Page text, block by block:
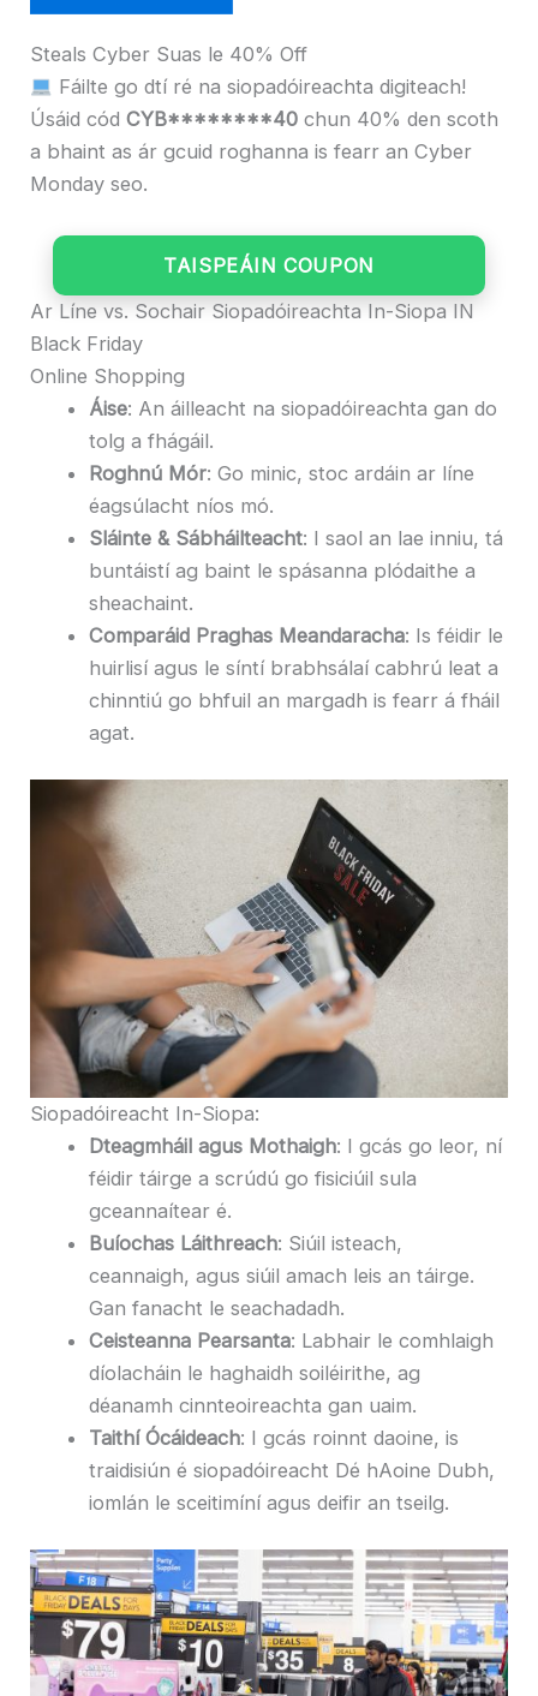
Steals Cyber ​​Suas le 40% Off
Fáilte go dtí ré na siopadóireachta digiteach!
Úsáid cód CYB********40 chun 40% den scoth
a bhaint as ár gcuid roghanna is fearr an Cyber ​​​​
Monday seo.
TAISPEÁIN COUPON
Ar Líne vs. Sochair Siopadóireachta In-Siopa IN
Black Friday
Online Shopping
Áise: An áilleacht na siopadóireachta gan do
tolg a fhágáil.
Roghnú Mór: Go minic, stoc ardáin ar líne
éagsúlacht níos mó.
Sláinte & Sábháilteacht: I saol an lae inniu, tá
buntáistí ag baint le spásanna plódaithe a
sheachaint.
Comparáid Praghas Meandaracha: Is féidir le
huirlisí agus le síntí brabhsálaí cabhrú leat a
chinntiú go bhfuil an margadh is fearr á fháil
agat.
Siopadóireacht In-Siopa:
Dteagmháil agus Mothaigh: I gcás go leor, ní
féidir táirge a scrúdú go fisiciúil sula
gceannaítear é.
Buíochas Láithreach: Siúil isteach,
ceannaigh, agus siúil amach leis an táirge.
Gan fanacht le seachadadh.
Ceisteanna Pearsanta: Labhair le comhlaigh
díolacháin le haghaidh soiléirithe, ag
déanamh cinnteoireachta gan uaim.
Taithí Ócáideach: I gcás roinnt daoine, is
traidisiún é siopadóireacht Dé hAoine Dubh,
iomlán le sceitimíní agus deifir an tseilg.